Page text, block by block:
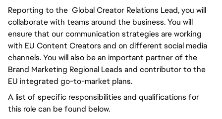
Reporting to the Global Creator Relations Lead, you will
collaborate with teams around the business. You will
ensure that our communication strategies are working
with EU Content Creators and on different social media
channels. You will also be an important partner of the
Brand Marketing Regional Leads and contributor to the
EU integrated go-to-market plans.
A list of specific responsibilities and qualifications for
this role can be found below.